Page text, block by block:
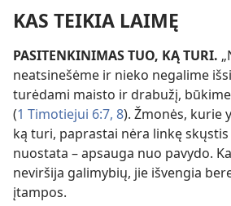
KAS TEIKIA LAIMĘ
PASITENKINIMAS TUO, KĄ TURI.
neatsinešėme ir nieko negalime
turėdami maisto ir drabužį,
(1 Timotiejui 6:7, 8). Žmonės, kurie
ką turi, paprastai nėra linkę
nuostata – apsauga nuo pavydo.
neviršija galimybių, jie išvengia
įtampos.